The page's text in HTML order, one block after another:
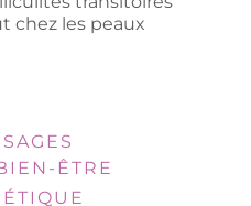
chez les peaux
ÊTRE